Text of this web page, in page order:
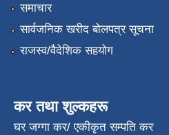
समाचार
सार्वजनिक खरीद बोलपत्र सूचना
राजस्व/वैदेशिक सहयोग
कर तथा शुल्कहरू
घर जग्गा कर/ एकीकृत सम्पति कर